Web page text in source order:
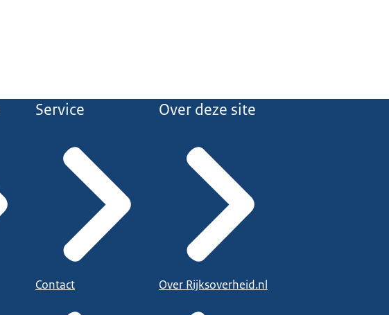
Service
Contact
Over deze site
Over Rijksoverheid.nl